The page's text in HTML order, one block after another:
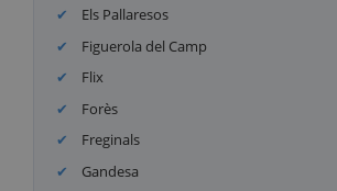
Els Pallaresos
Figuerola del Camp
Flix
Forès
Freginals
Gandesa